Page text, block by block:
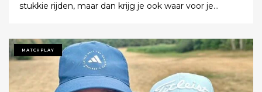
stukkie rijden, maar dan krijg je ook waar voor je
twaalf heb gezegd dat ik het zo’n mooie baan vond.
Tot ik uiteindelijk aankondigde dat ik het nu echt niet
meer ging zeggen.
MATCHPLAY